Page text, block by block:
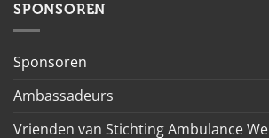
SPONSOREN
Sponsoren
Ambassadeurs
Vrienden van Stichting Ambulance